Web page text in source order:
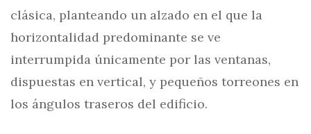
clásica, planteando un alzado en el que la
horizontalidad predominante se ve
interrumpida únicamente por las ventanas,
dispuestas en vertical, y pequeños torreones en
los ángulos traseros del edificio.